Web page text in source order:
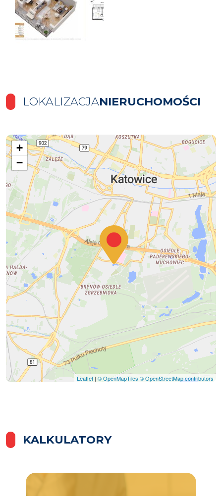
LOKALIZACJANIERUCHOMOŚCI
+
−
Leaflet | © OpenMapTiles © OpenStreetMap contributors
KALKULATORY